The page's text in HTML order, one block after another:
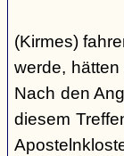
(Kirmes)
werde,
Nach den
diesem